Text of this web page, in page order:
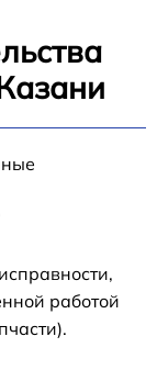
работой